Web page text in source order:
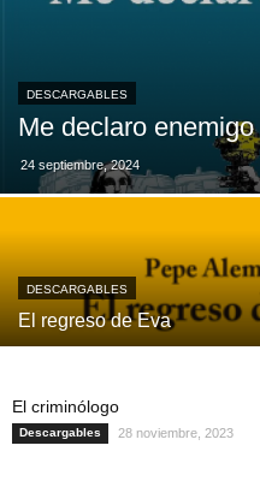
DESCARGABLES
Me declaro enemigo
24 septiembre, 2024
DESCARGABLES
El regreso de Eva
El criminólogo
Descargables 28 noviembre, 2023